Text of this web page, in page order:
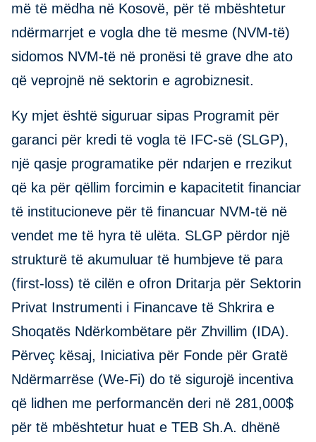
më të mëdha në Kosovë, për të mbështetur
ndërmarrjet e vogla dhe të mesme (NVM-të)
sidomos NVM-të në pronësi të grave dhe ato
që veprojnë në sektorin e agrobiznesit.
Ky mjet është siguruar sipas Programit për
garanci për kredi të vogla të IFC-së (SLGP),
një qasje programatike për ndarjen e rrezikut
që ka për qëllim forcimin e kapacitetit financiar
të institucioneve për të financuar NVM-të në
vendet me të hyra të ulëta. SLGP përdor një
strukturë të akumuluar të humbjeve të para
(first-loss) të cilën e ofron Dritarja për Sektorin
Privat Instrumenti i Financave të Shkrira e
Shoqatës Ndërkombëtare për Zhvillim (IDA).
Përveç kësaj, Iniciativa për Fonde për Gratë
Ndërmarrëse (We-Fi) do të sigurojë incentiva
që lidhen me performancën deri në 281,000$
për të mbështetur huat e TEB Sh.A. dhënë